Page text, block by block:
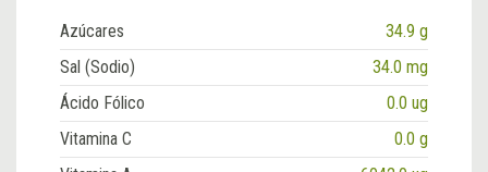
Azúcares
34.9 g
Sal (Sodio)
34.0 mg
Ácido Fólico
0.0 ug
Vitamina C
0.0 g